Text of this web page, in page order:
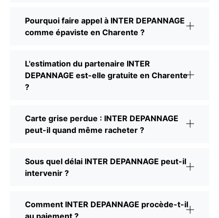
Pourquoi faire appel à INTER DEPANNAGE
comme épaviste en Charente ?
L'estimation du partenaire INTER
DEPANNAGE est-elle gratuite en Charente
?
Carte grise perdue : INTER DEPANNAGE
peut-il quand même racheter ?
Sous quel délai INTER DEPANNAGE peut-il
intervenir ?
Comment INTER DEPANNAGE procède-t-il
au paiement ?